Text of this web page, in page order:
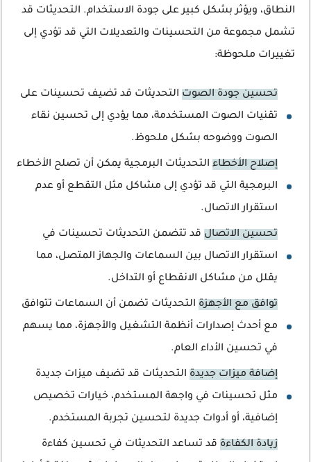
النطاق، ويؤثر بشكل كبير على جودة الاستخدام. التحديثات قد
تشمل مجموعة من التحسينات والتعديلات التي قد تؤدي إلى
تغييرات ملحوظة:
تحسين جودة الصوت التحديثات قد تضيف تحسينات على
تقنيات الصوت المستخدمة، مما يؤدي إلى تحسين نقاء
الصوت ووضوحه بشكل ملحوظ.
إصلاح الأخطاء التحديثات البرمجية يمكن أن تصلح الأخطاء
البرمجية التي قد تؤدي إلى مشاكل مثل التقطع أو عدم
استقرار الاتصال.
تحسين الاتصال قد تتضمن التحديثات تحسينات في
استقرار الاتصال بين السماعات والجهاز المتصل، مما
يقلل من مشاكل الانقطاع أو التداخل.
توافق مع الأجهزة التحديثات تضمن أن السماعات تتوافق
مع أحدث إصدارات أنظمة التشغيل والأجهزة، مما يسهم
في تحسين الأداء العام.
إضافة ميزات جديدة التحديثات قد تضيف ميزات جديدة
مثل تحسينات في واجهة المستخدم، خيارات تخصيص
إضافية، أو أدوات جديدة لتحسين تجربة المستخدم.
زيادة الكفاءة قد تساعد التحديثات في تحسين كفاءة